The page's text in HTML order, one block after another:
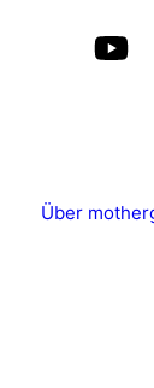
Über